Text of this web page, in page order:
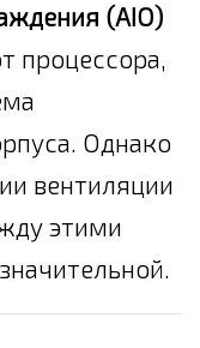
(AIO)
процессора,
Однако
вентиляции
этими